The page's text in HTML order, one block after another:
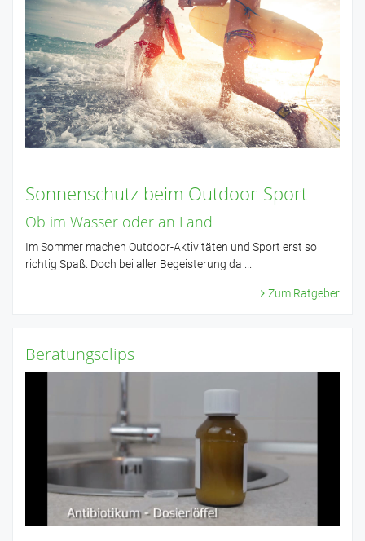
Sonnenschutz beim Outdoor-Sport
Ob im Wasser oder an Land
Im Sommer machen Outdoor-Aktivitäten und Sport erst so
richtig Spaß. Doch bei aller Begeisterung da ...
Zum Ratgeber
Beratungsclips